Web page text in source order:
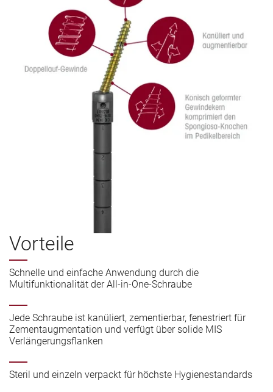
Vorteile
Schnelle und einfache Anwendung durch die
Multifunktionalität der All-in-One-Schraube
Jede Schraube ist kanüliert, zementierbar, fenestriert für
Zementaugmentation und verfügt über solide MIS
Verlängerungsflanken
Steril und einzeln verpackt für höchste Hygienestandards